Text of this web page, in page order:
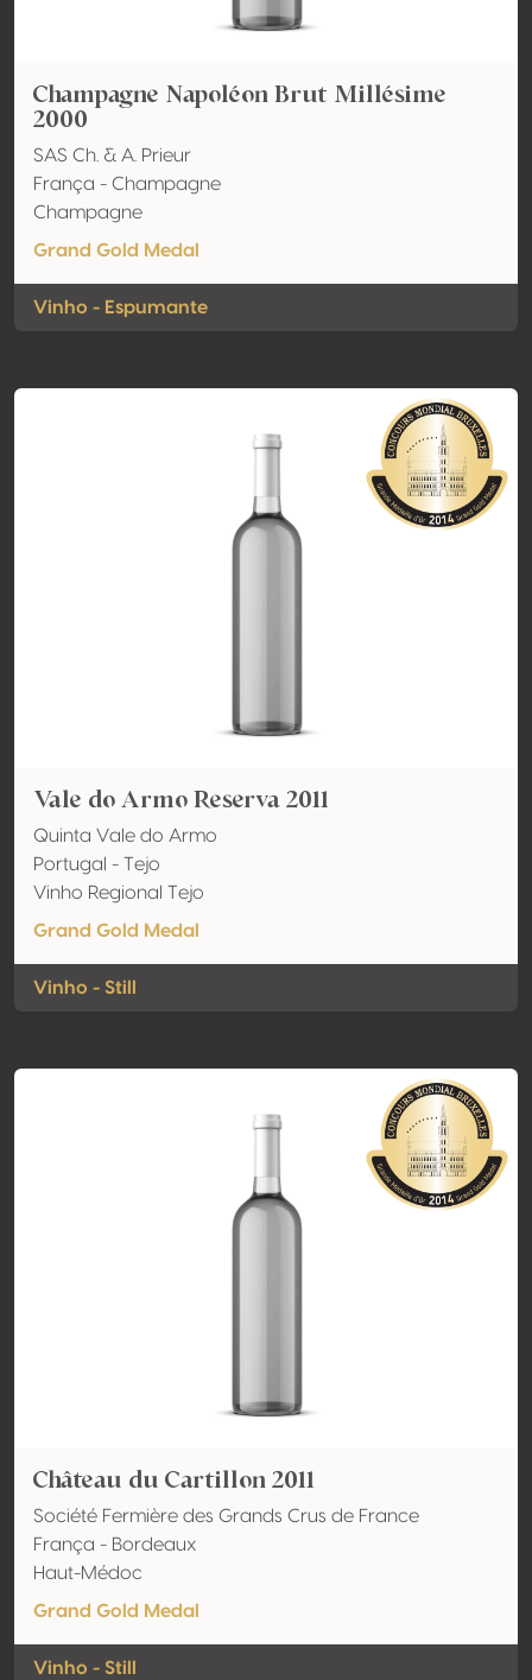
Champagne Napoléon Brut Millésime
2000
SAS Ch. & A. Prieur
França - Champagne
Champagne
Grand Gold Medal
Vinho - Espumante
Vale do Armo Reserva 2011
Quinta Vale do Armo
Portugal - Tejo
Vinho Regional Tejo
Grand Gold Medal
Vinho - Still
Château du Cartillon 2011
Société Fermière des Grands Crus de France
França - Bordeaux
Haut-Médoc
Grand Gold Medal
Vinho - Still